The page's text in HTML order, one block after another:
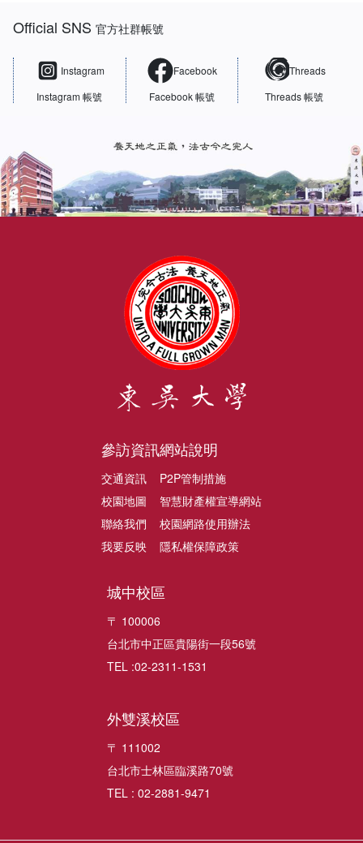
Official SNS官方社群帳號
Instagram
Instagram 帳號
Facebook
Facebook 帳號
Threads
Threads 帳號
參訪資訊
交通資訊
校園地圖
聯絡我們
我要反映
網站說明
P2P管制措施
智慧財產權宣導網站
校園網路使用辦法
隱私權保障政策
城中校區
〒 100006
台北市中正區貴陽街一段56號
TEL :02-2311-1531
外雙溪校區
〒 111002
台北市士林區臨溪路70號
TEL : 02-2881-9471